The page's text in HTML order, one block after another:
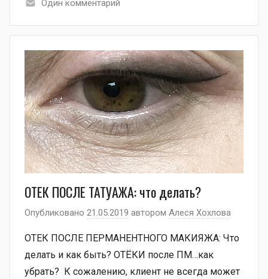
Один комментарий
ОТЕК ПОСЛЕ ТАТУАЖА: что делать?
Опубликовано 21.05.2019 автором Алеся Хохлова
ОТЕК ПОСЛЕ ПЕРМАНЕНТНОГО МАКИЯЖА: Что
делать и как быть? ОТЁКИ после ПМ…как
убрать? К сожалению, клиент не всегда может